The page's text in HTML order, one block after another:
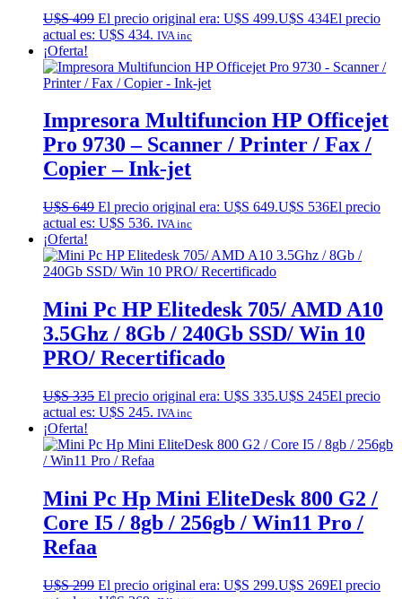
U$S499 El precio original era: U$S 499.U$S 434El precio
actual es: U$S 434. IVA inc
¡Oferta!
Impresora Multifuncion HP Officejet
Pro 9730 – Scanner / Printer / Fax /
Copier – Ink-jet
U$S649 El precio original era: U$S 649.U$S 536El precio
actual es: U$S 536. IVA inc
¡Oferta!
Mini Pc HP Elitedesk 705/ AMD A10
3.5Ghz / 8Gb / 240Gb SSD/ Win 10
PRO/ Recertificado
U$S335 El precio original era: U$S 335.U$S 245El precio
actual es: U$S 245. IVA inc
¡Oferta!
Mini Pc Hp Mini EliteDesk 800 G2 /
Core I5 / 8gb / 256gb / Win11 Pro /
Refaa
U$S299 El precio original era: U$S 299.U$S 269El precio